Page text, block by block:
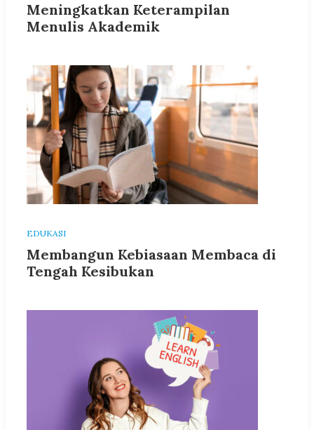
Meningkatkan Keterampilan
Menulis Akademik
EDUKASI
Membangun Kebiasaan Membaca di
Tengah Kesibukan